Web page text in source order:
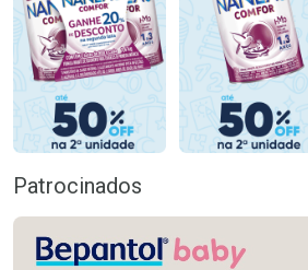
Patrocinados